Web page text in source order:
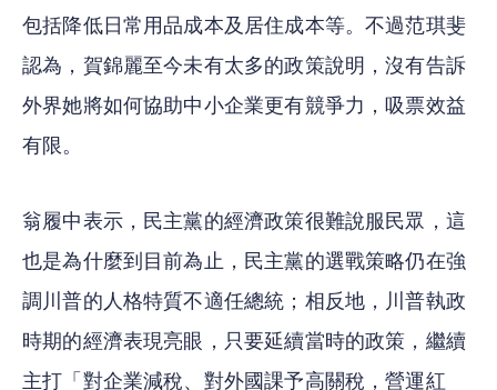
包括降低日常用品成本及居住成本等。不過范琪斐
認為，賀錦麗至今未有太多的政策說明，沒有告訴
外界她將如何協助中小企業更有競爭力，吸票效益
有限。
翁履中表示，民主黨的經濟政策很難說服民眾，這
也是為什麼到目前為止，民主黨的選戰策略仍在強
調川普的人格特質不適任總統；相反地，川普執政
時期的經濟表現亮眼，只要延續當時的政策，繼續
主打「對企業減稅、對外國課予高關稅，營運紅